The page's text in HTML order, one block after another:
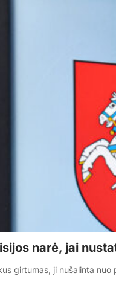
narė, jai
girtumas, ji nušalinta nuo